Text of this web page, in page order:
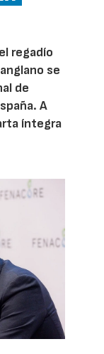
regadío
se
de
A
íntegra